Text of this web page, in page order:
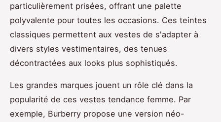
particulièrement prisées, offrant une palette
polyvalente pour toutes les occasions. Ces teintes
classiques permettent aux vestes de s'adapter à
divers styles vestimentaires, des tenues
décontractées aux looks plus sophistiqués.
Les grandes marques jouent un rôle clé dans la
popularité de ces vestes tendance femme. Par
exemple, Burberry propose une version néo-